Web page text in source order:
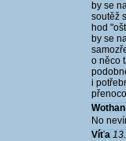
by se
soutěž
hod
by se
o něco
i
Wothan
No
Víťa